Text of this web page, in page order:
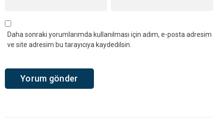
Daha sonraki yorumlarımda kullanılması için adım, e-posta adresim
ve site adresim bu tarayıcıya kaydedilsin.